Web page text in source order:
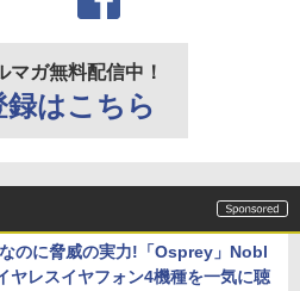
マガ無料配信中！
録はこちら
のに脅威の実力!「Osprey」Nobl
ヤレスイヤフォン4機種を一気に聴